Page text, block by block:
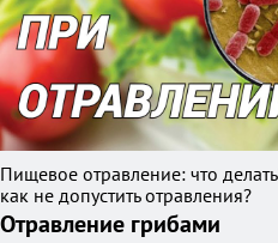
Пищевое отравление: что
как не допустить отравления?
Отравление грибами